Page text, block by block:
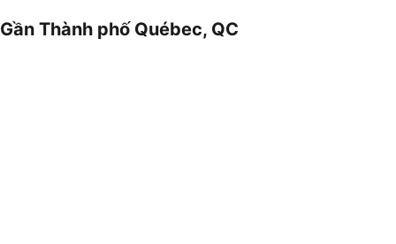
Gần Thành phố Québec, QC